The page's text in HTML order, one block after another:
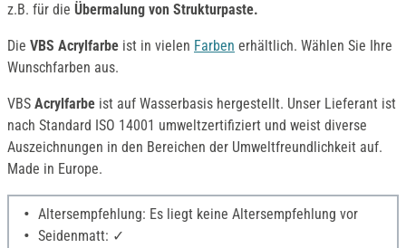
z.B. für die Übermalung von Strukturpaste.
Die VBS Acrylfarbe ist in vielen Farben erhältlich. Wählen Sie Ihre
Wunschfarben aus.
VBS Acrylfarbe ist auf Wasserbasis hergestellt. Unser Lieferant ist
nach Standard ISO 14001 umweltzertifiziert und weist diverse
Auszeichnungen in den Bereichen der Umweltfreundlichkeit auf.
Made in Europe.
Altersempfehlung: Es liegt keine Altersempfehlung vor
Seidenmatt: ✓